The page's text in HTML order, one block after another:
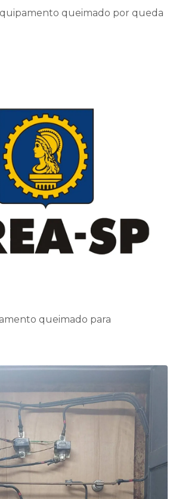
queimado por queda
queimado para